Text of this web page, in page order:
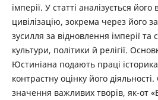
імперії. У статті аналізується
цивілізацію, зокрема через його
зусилля за відновлення імперії та
культури, політики й релігії.
Юстиніана подають праці історика
контрастну оцінку його
значення важливих творів, як-от